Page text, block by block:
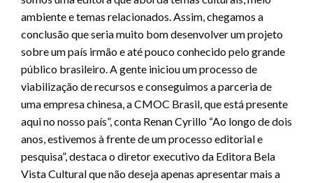
ambiente e temas relacionados. Assim, chegamos a
conclusão que seria muito bom desenvolver um projeto
sobre um país irmão e até pouco conhecido pelo grande
público brasileiro. A gente iniciou um processo de
viabilização de recursos e conseguimos a parceria de
uma empresa chinesa, a CMOC Brasil, que está presente
aqui no nosso país”, conta Renan Cyrillo “Ao longo de dois
anos, estivemos à frente de um processo editorial e
pesquisa”, destaca o diretor executivo da Editora Bela
Vista Cultural que não deseja apenas apresentar mais a